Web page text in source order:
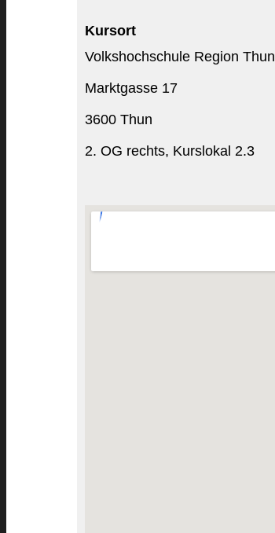
Kursort
Volkshochschule Region Thun
Marktgasse 17
3600 Thun
2. OG rechts, Kurslokal 2.3